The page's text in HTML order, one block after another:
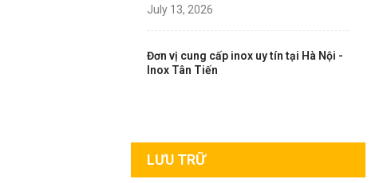
July 13, 2026
Đơn vị cung cấp inox uy tín tại Hà Nội -
Inox Tân Tiến
LƯU TRỮ